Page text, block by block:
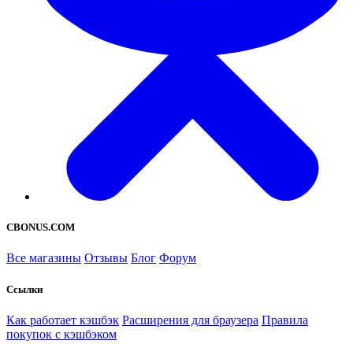
CBONUS.COM
Все магазины Отзывы Блог Форум
Ссылки
Как работает кэшбэк Расширения для браузера Правила
покупок с кэшбэком